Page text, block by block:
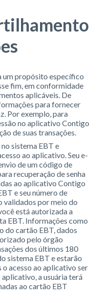
um propósito específico
fim, em conformidade
aplicáveis. De
para fornecer
Por exemplo, para
no aplicativo Contigo
de suas transações.
sistema EBT e
ao aplicativo. Seu e-
de um código de
recuperação de senha
ao aplicativo Contigo
e seu número de
validados por meio do
está autorizada a
EBT. Informações como
do cartão EBT, dados
pelo órgão
dos últimos 180
sistema EBT e estarão
o acesso ao aplicativo ser
a usuária terá
ao cartão EBT